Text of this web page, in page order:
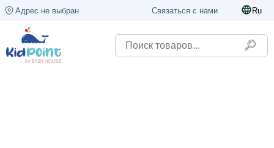
Адрес не выбран Связаться с нами Ru